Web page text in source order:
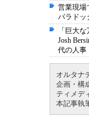
営業現場
パラドッ
「巨大
Josh
代の人事
オルタナ
企画・構
ティメデ
本記事執